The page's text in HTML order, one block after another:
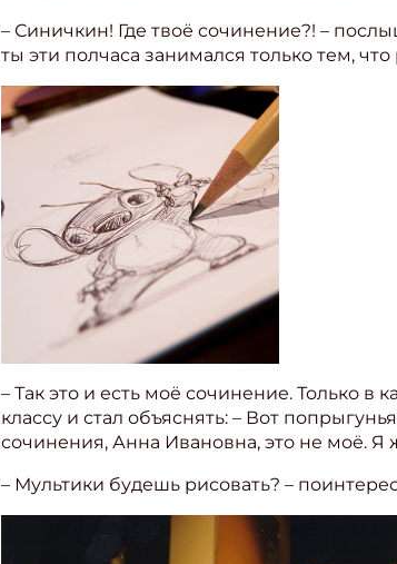
– Синичкин! Где твоё сочинение?! –
ты эти полчаса занимался только тем,
– Так это и есть моё сочинение. Только в
классу и стал объяснять: – Вот
сочинения, Анна Ивановна, это не моё. Я
– Мультики будешь рисовать? –